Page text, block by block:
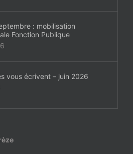
: mobilisation
Fonction Publique
vous écrivent – juin 2026